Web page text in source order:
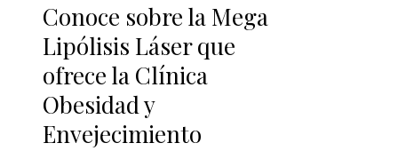
Conoce sobre la Mega
Lipólisis Láser que
ofrece la Clínica
Obesidad y
Envejecimiento